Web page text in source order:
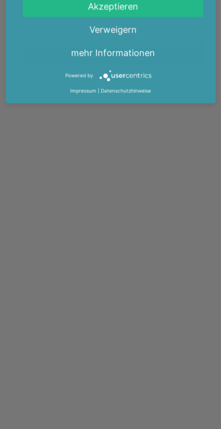
Akzeptieren
Verweigern
mehr Informationen
Powered by
Impressum Datenschutzhinweise